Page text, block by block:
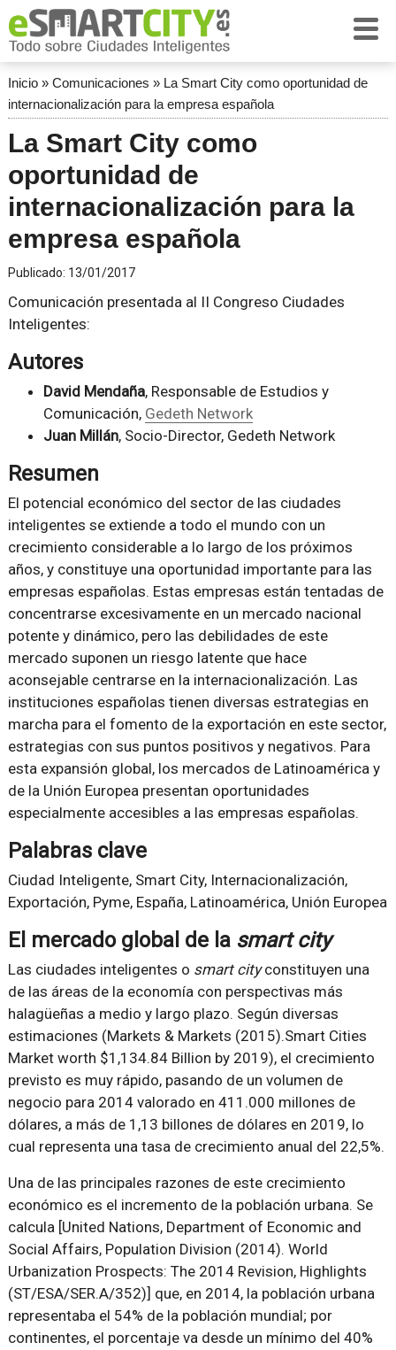
Inicio» Comunicaciones » La Smart City como oportunidad de
internacionalización para la empresa española
La Smart City como
oportunidad de
internacionalización para la
empresa española
Publicado: 13/01/2017
Comunicación presentada al II Congreso Ciudades
Inteligentes:
Autores
David Mendaña, Responsable de Estudios y
Comunicación, Gedeth Network
Juan Millán, Socio-Director, Gedeth Network
Resumen
El potencial económico del sector de las ciudades
inteligentes se extiende a todo el mundo con un
crecimiento considerable a lo largo de los próximos
años, y constituye una oportunidad importante para las
empresas españolas. Estas empresas están tentadas de
concentrarse excesivamente en un mercado nacional
potente y dinámico, pero las debilidades de este
mercado suponen un riesgo latente que hace
aconsejable centrarse en la internacionalización. Las
instituciones españolas tienen diversas estrategias en
marcha para el fomento de la exportación en este sector,
estrategias con sus puntos positivos y negativos. Para
esta expansión global, los mercados de Latinoamérica y
de la Unión Europea presentan oportunidades
especialmente accesibles a las empresas españolas.
Palabras clave
Ciudad Inteligente, Smart City, Internacionalización,
Exportación, Pyme, España, Latinoamérica, Unión Europea
El mercado global de la smart city
Las ciudades inteligentes o smart cityconstituyen una
de las áreas de la economía con perspectivas más
halagüeñas a medio y largo plazo. Según diversas
estimaciones (Markets & Markets (2015).Smart Cities
Market worth $1,134.84 Billion by 2019), el crecimiento
previsto es muy rápido, pasando de un volumen de
negocio para 2014 valorado en 411.000 millones de
dólares, a más de 1,13 billones de dólares en 2019, lo
cual representa una tasa de crecimiento anual del 22,5%.
Una de las principales razones de este crecimiento
económico es el incremento de la población urbana. Se
calcula [United Nations, Department of Economic and
Social Affairs, Population Division (2014). World
Urbanization Prospects: The 2014 Revision, Highlights
(ST/ESA/SER.A/352)] que, en 2014, la población urbana
representaba el 54% de la población mundial; por
continentes, el porcentaje va desde un mínimo del 40%